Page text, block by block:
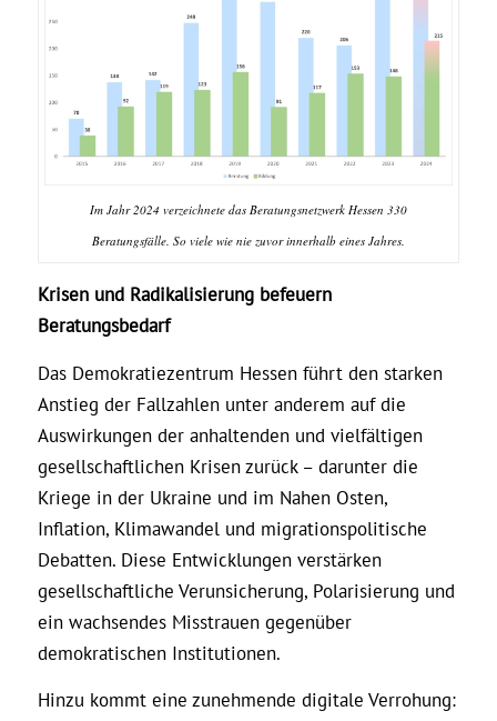
Im Jahr 2024 verzeichnete das Beratungsnetzwerk Hessen 330
Beratungsfälle. So viele wie nie zuvor innerhalb eines Jahres.
Krisen und Radikalisierung befeuern
Beratungsbedarf
Das Demokratiezentrum Hessen führt den starken
Anstieg der Fallzahlen unter anderem auf die
Auswirkungen der anhaltenden und vielfältigen
gesellschaftlichen Krisen zurück – darunter die
Kriege in der Ukraine und im Nahen Osten,
Inflation, Klimawandel und migrationspolitische
Debatten. Diese Entwicklungen verstärken
gesellschaftliche Verunsicherung, Polarisierung und
ein wachsendes Misstrauen gegenüber
demokratischen Institutionen.
Hinzu kommt eine zunehmende digitale Verrohung: